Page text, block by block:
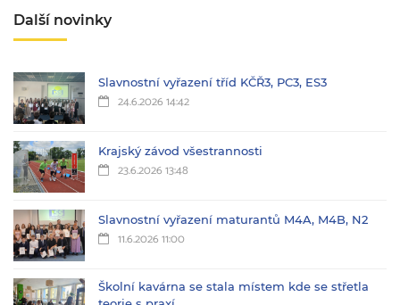
Další novinky
Slavnostní vyřazení tříd KČŘ3, PC3, ES3
24.6.2026 14:42
Krajský závod všestrannosti
23.6.2026 13:48
Slavnostní vyřazení maturantů M4A, M4B, N2
11.6.2026 11:00
Školní kavárna se stala místem kde se střetla